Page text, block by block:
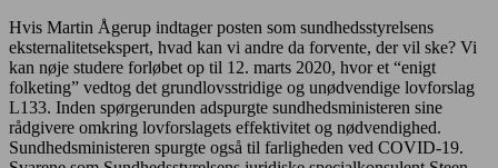
Hvis Martin Ågerup indtager posten som sundhedsstyrelsens
eksternalitetsekspert, hvad kan vi andre da forvente, der vil ske? Vi
kan nøje studere forløbet op til 12. marts 2020, hvor et “enigt
folketing” vedtog det grundlovsstridige og unødvendige lovforslag
L133. Inden spørgerunden adspurgte sundhedsministeren sine
rådgivere omkring lovforslagets effektivitet og nødvendighed.
Sundhedsministeren spurgte også til farligheden ved COVID-19.